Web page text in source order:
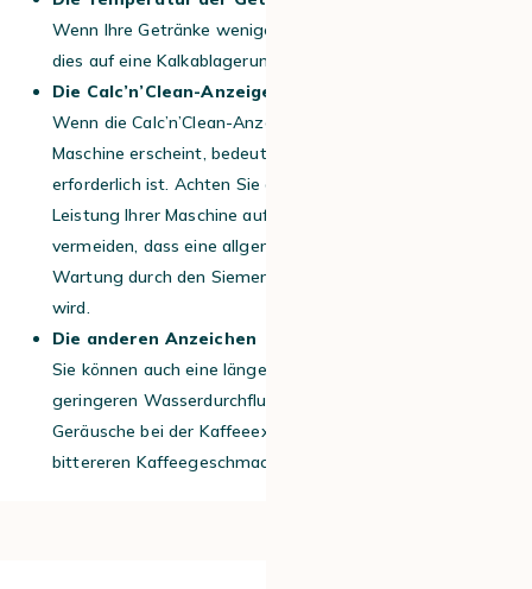
Wenn Ihre Getränke weniger heiß sind als sonst, kann
dies auf eine Kalkablagerung hindeuten.
Die Calc’n’Clean-Anzeige
Wenn die Calc’n’Clean-Anzeige Ihrer Siemens EQ 700-
Maschine erscheint, bedeutet dies, dass eine Entkalkung
erforderlich ist. Achten Sie auf diese Anzeichen, um die
Leistung Ihrer Maschine aufrechtzuerhalten und zu
vermeiden, dass eine allgemeine professionelle
Wartung durch den Siemens-Kundendienst erforderlich
wird.
Die anderen Anzeichen
Sie können auch eine längere Extraktionszeit, einen
geringeren Wasserdurchfluss, ungewöhnliche
Geräusche bei der Kaffeeextraktion oder einen
bittereren Kaffeegeschmack als üblich bemerken.